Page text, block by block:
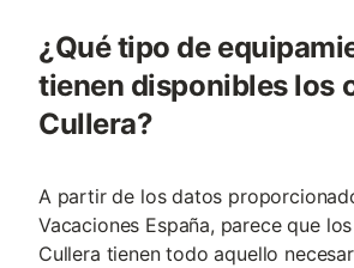
¿Qué tipo de
tienen disponibles los
Cullera?
A partir de los datos
Vacaciones España, parece que
Cullera tienen todo aquello